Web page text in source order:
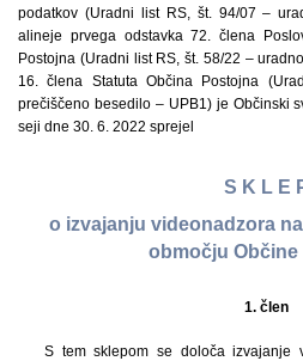
podatkov (Uradni list RS, št. 94/07 –
alineje prvega odstavka 72. člena
Postojna (Uradni list RS, št. 58/22 –
16. člena Statuta Občina Postojna
prečiščeno besedilo – UPB1) je Občinski
seji dne 30. 6. 2022 sprejel
S K L E
o izvajanju videonadzora
območju
1. člen
S tem sklepom se določa izvajanje